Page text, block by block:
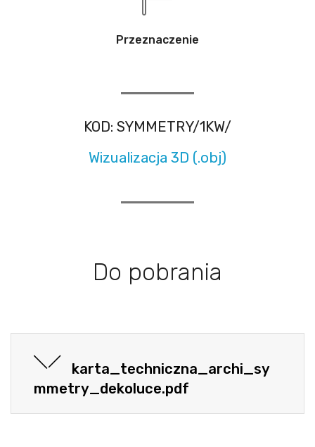
Przeznaczenie
KOD: SYMMETRY/1KW/
Wizualizacja 3D (.obj)
Do pobrania
karta_techniczna_archi_sy
mmetry_dekoluce.pdf